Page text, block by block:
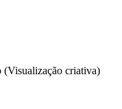
(Visualização criativa)